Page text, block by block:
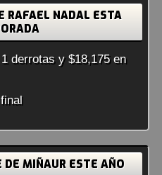
RAFAEL NADAL ESTA
derrotas y $18,175 en
DE MIÑAUR ESTE AÑO